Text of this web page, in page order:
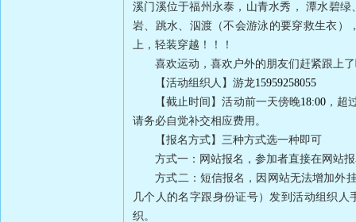
溪门溪位于福州永泰，山青水秀，
潭水碧绿
岩、跳水、泅渡（不会游泳的要穿救生衣）
上，轻装穿越！！！
喜欢运动，喜欢户外的朋友们赶紧跟上
【活动组织人】游龙15959258055
【截止时间】活动前一天傍晚18:00，超
请务必自觉补交相应费用。
【报名方式】三种方式选一种即可
方式一：网站报名，参加者直接在网站报
方式二：短信报名，因网站无法增加外挂
几个人的名字跟身份证号）发到活动组织
织。